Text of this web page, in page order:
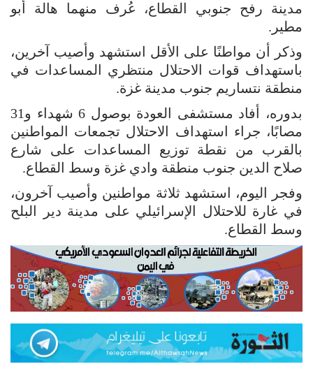
مدينة رفح جنوبي القطاع، عُرف منهما هالة أبو
مطير.
وذكر أن مواطنًا على الأقل استشهد وأصيب آخرين،
باستهداف قوات الاحتلال منتظري المساعدات في
منطقة نتساريم جنوب مدينة غزة.
بدوره، أفاد مستشفى العودة بوصول 6 شهداء و31
مصابًا، جراء استهداف الاحتلال تجمعات المواطنين
بالقرب من نقطة توزيع المساعدات على شارع
صلاح الدين جنوب منطقة وادي غزة وسط القطاع.
وفجر اليوم، استشهد ثلاثة مواطنين وأصيب آخرون،
في غارة للاحتلال الإسرائيلي على مدينة دير البلح
وسط القطاع.